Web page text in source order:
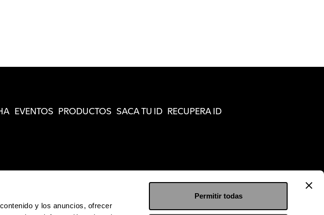
y los anuncios, ofrecer
Permitir todas
EVENTOS PRODUCTOS SACA TU ID RECUPERA ID